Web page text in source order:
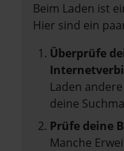
Beim Laden ist
Hier sind ein
Überprüfe
Laden
deine
Prüfe deine
Manche